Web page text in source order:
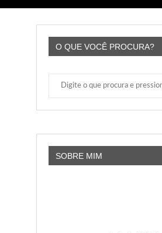
O QUE VOCÊ PROCURA?
SOBRE MIM